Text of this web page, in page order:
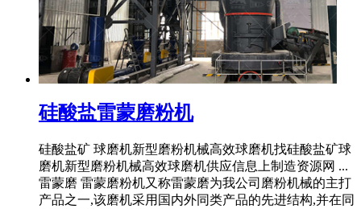
硅酸盐雷蒙磨粉机
硅酸盐矿 球磨机新型磨粉机械高效球磨机找硅酸盐矿球
磨机新型磨粉机械高效球磨机供应信息上制造资源网 ...
雷蒙磨 雷蒙磨粉机又称雷蒙磨为我公司磨粉机械的主打
产品之一,该磨机采用国内外同类产品的先进结构,并在同